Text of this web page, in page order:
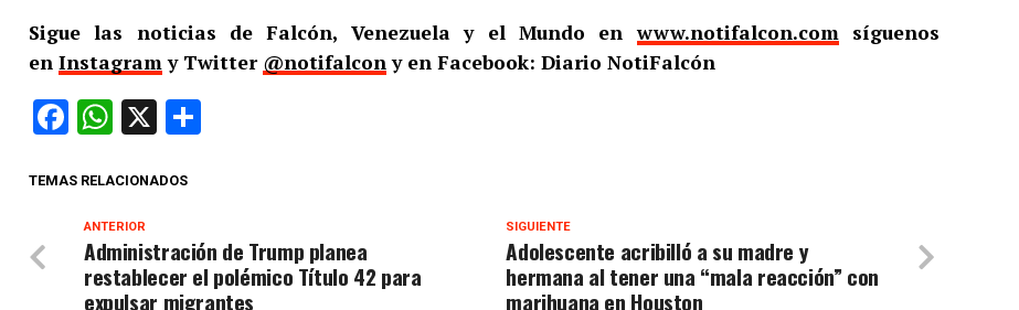
Sigue las noticias de Falcón, Venezuela y el Mundo enwww.notifalcon.comsíguenos
en Instagramy Twitter @notifalcony en Facebook: Diario NotiFalcón
Facebook
WhatsApp
X
TEMAS RELACIONADOS
SIGUIENTE
Adolescente acribilló a su madre y
hermana al tener una “mala reacción” con
marihuana en Houston
ANTERIOR
Administración de Trump planea
restablecer el polémico Título 42 para
expulsar migrantes